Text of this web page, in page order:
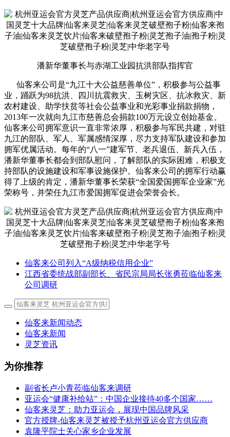
潘新华董事长与赤湖工业园抗洪部队指挥官
仙客来公司是“九江十大公益慈善单位”，积极参与公益事
业，踊跃为98抗洪、四川抗震救灾、玉树灾区、抗冰救灾、新
农村建设、助学扶贫等社会公益事业和光彩事业捐款捐物，
2013年一次就向九江市慈善总会捐款100万元设立创始基金。
仙客来公司拥军意识一直非常浓厚，积极参与军民共建，对驻
九江的部队、军人、军属感情深厚，尽力支持军队建设和参加
拥军优属活动。每年的“八一”建军节、老兵退伍、新兵入伍，
潘新华董事长都会到部队慰问，了解部队的实际困难，积极支
持部队的设施建设和军事设施保护。仙客来公司的拥军行动赢
得了上级的肯定，潘新华董事长荣获“全国爱国拥军企业家”光
荣称号，并荣任九江市爱国拥军促进会荣誉会长。
仙客来公司列入“A级纳税信用企业”
江西省委统战部副部长、省民宗局局长张勇莅临仙客来
公司调研
仙客来新闻动态
仙客来新闻
灵芝资讯
为你推荐
副省长卢小青莅临仙客来调研
亚运会“健康补给站”：中国企业接待40多个国家……
仙客来灵芝：助力亚运会，展现中国品牌风采
官方授牌-仙客来灵芝被授予杭州亚运会官方供应商
袁隆平院士关心家乡企业发展